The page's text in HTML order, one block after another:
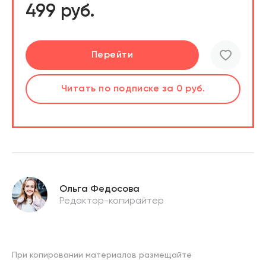
499 руб.
Перейти
Читать по подписке за 0 руб.
Перейти
Слушатьпо подпискеза 0 руб.
Подробнее
Читать по подписке за 0 руб.
Ольга Федосова
Редактор-копирайтер
При копировании материалов размещайте